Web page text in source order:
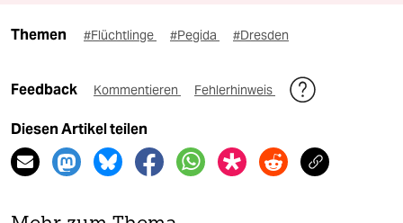
Themen #Flüchtlinge #Pegida #Dresden
Feedback Kommentieren Fehlerhinweis
Diesen Artikel teilen